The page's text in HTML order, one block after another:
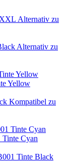
Alternativ zu
Alternativ zu
Yellow
Kompatibel zu
Cyan